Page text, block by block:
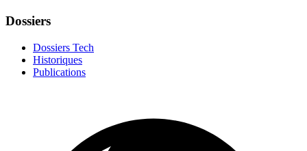
Dossiers
Dossiers Tech
Historiques
Publications